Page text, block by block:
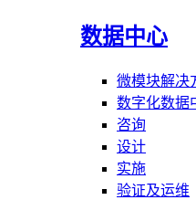
数据中心
微模块解决
数字化数据
咨询
设计
实施
验证及运维